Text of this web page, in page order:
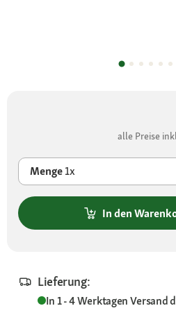
alle Preise
Menge1x
In den
Lieferung:
In 1 - 4 WerktagenVersand